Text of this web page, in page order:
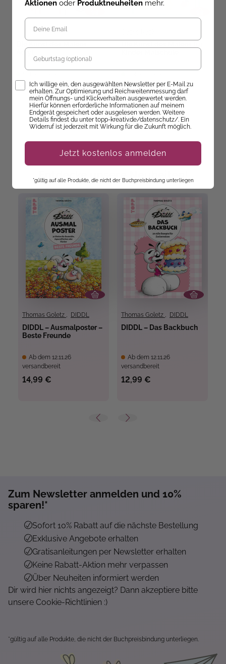
Acryl
22,00 € 16,99 €
Thomas Goletz , DIDDL
DIDDL – Ausmalposter –
Beste Freunde
Ab dem 12.11.26
versandbereit
14,99 €
Thomas Goletz , DIDDL
DIDDL – Das Backbuch
Ab dem 12.11.26
versandbereit
12,99 €
Zum Newsletter anmelden und 10%
sparen!*
Sofort 10% Rabatt auf die nächste Bestellung
Exklusive Angebote erhalten
Gratisanleitungen per Newsletter erhalten
Keine Rabatt-Aktion mehr verpassen
Über Neuheiten informiert werden
Dir wird hier nichts angezeigt? Dann akzeptiere bitte
unsere Cookie-Richtlinien :)
*gültig auf alle Produkte, die nicht der Buchpreisbindung unterliegen.
Aktionen oder Produktneuheiten mehr.
Geburtstag
Opt-InIch willige ein, den ausgewählten Newsletter per E-Mail zu
erhalten. Zur Optimierung und Reichweitenmessung darf
mein Öffnungs- und Klickverhalten ausgewertet werden.
Hierfür können erforderliche Informationen auf meinem
Endgerät gespeichert oder ausgelesen werden. Weitere
Details findest du unter topp-kreativ.de/datenschutz/. Ein
Widerruf ist jederzeit mit Wirkung für die Zukunft möglich.
Jetzt kostenlos anmelden
*gültig auf alle Produkte, die nicht der Buchpreisbindung unterliegen